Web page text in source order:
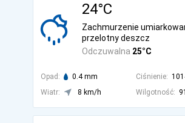
24°C
Odczuwalna 25°C
Zachmurzenie
przelotny deszcz
Opad: 0.4 mm Ciśnienie:
Wiatr:
8 km/h Wilgotność: